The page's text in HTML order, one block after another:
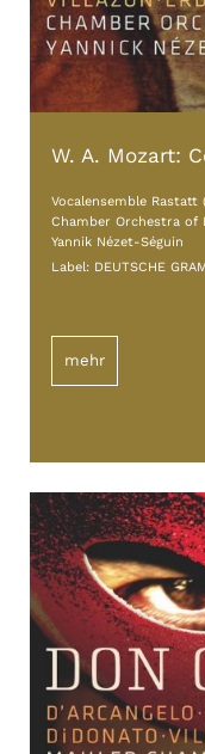
W. A. Mozart:
Vocalensemble
Chamber Orchestra of
Yannik Nézet-Séguin
Label: DEUTSCHE
mehr